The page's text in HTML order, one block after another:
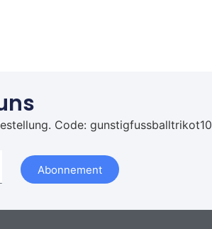
Code: gunstigfussballtrikot10
Abonnement